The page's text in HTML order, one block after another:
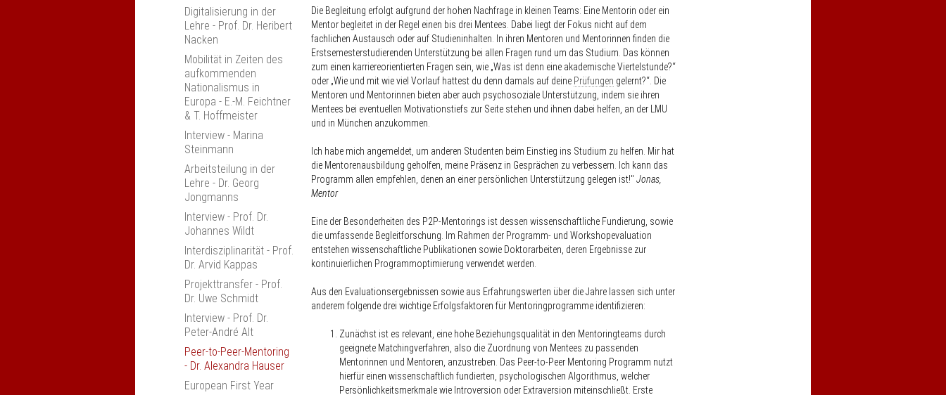
"Die Einheit von Lehren,
Lernen und Prüfen"
Anerkennung und
Anrechnung an
Hochschulen
Verbesserung von
Anerkennung und
Mobilität
Studieneingangsphase
im Umbruch
Erfahrungsaustausch
"Kompetenzorientierung
in den Ingenieur­
wissenschaften"
Ingolstadt
Praktika Tagung
nexus-Jahrestagung
2018
Interprofessionalität
fördern
Erfahrungsaustausch
"Entrepreneurship-
orientiertes Lehren und
Digitalisierung in der
Lehre - Prof. Dr. Heribert
Nacken
Mobilität in Zeiten des
aufkommenden
Nationalismus in
Europa - E.-M. Feichtner
& T. Hoffmeister
Interview - Marina
Steinmann
Arbeitsteilung in der
Lehre - Dr. Georg
Jongmanns
Interview - Prof. Dr.
Johannes Wildt
Interdisziplinarität - Prof.
Dr. Arvid Kappas
Projekttransfer - Prof.
Dr. Uwe Schmidt
Interview - Prof. Dr.
Peter-André Alt
Peer-to-Peer-Mentoring
- Dr. Alexandra Hauser
European First Year
Die Begleitung erfolgt aufgrund der hohen Nachfrage in kleinen Teams: Eine Mentorin oder ein
Mentor begleitet in der Regel einen bis drei Mentees. Dabei liegt der Fokus nicht auf dem
fachlichen Austausch oder auf Studieninhalten. In ihren Mentoren und Mentorinnen finden die
Erstsemesterstudierenden Unterstützung bei allen Fragen rund um das Studium. Das können
zum einen karriereorientierten Fragen sein, wie „Was ist denn eine akademische Viertelstunde?“
oder „Wie und mit wie viel Vorlauf hattest du denn damals auf deine Prüfungen gelernt?“. Die
Mentoren und Mentorinnen bieten aber auch psychosoziale Unterstützung, indem sie ihren
Mentees bei eventuellen Motivationstiefs zur Seite stehen und ihnen dabei helfen, an der LMU
und in München anzukommen.
Ich habe mich angemeldet, um anderen Studenten beim Einstieg ins Studium zu helfen. Mir hat
die Mentorenausbildung geholfen, meine Präsenz in Gesprächen zu verbessern. Ich kann das
Programm allen empfehlen, denen an einer persönlichen Unterstützung gelegen ist!" Jonas,
Mentor
Eine der Besonderheiten des P2P-Mentorings ist dessen wissenschaftliche Fundierung, sowie
die umfassende Begleitforschung. Im Rahmen der Programm- und Workshopevaluation
entstehen wissenschaftliche Publikationen sowie Doktorarbeiten, deren Ergebnisse zur
kontinuierlichen Programmoptimierung verwendet werden.
Aus den Evaluationsergebnissen sowie aus Erfahrungswerten über die Jahre lassen sich unter
anderem folgende drei wichtige Erfolgsfaktoren für Mentoringprogramme identifizieren:
Zunächst ist es relevant, eine hohe Beziehungsqualität in den Mentoringteams durch
geeignete Matchingverfahren, also die Zuordnung von Mentees zu passenden
Mentorinnen und Mentoren, anzustreben. Das Peer-to-Peer Mentoring Programm nutzt
hierfür einen wissenschaftlich fundierten, psychologischen Algorithmus, welcher
Persönlichkeitsmerkmale wie Introversion oder Extraversion miteinschließt. Erste